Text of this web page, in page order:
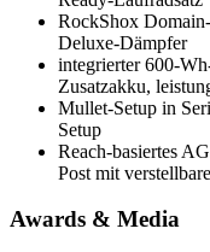
RockShox
Deluxe-Dämpfer
integrierter 600-
Zusatzakku,
Mullet-Setup in
Setup
Reach-basiertes
Post mit
Awards & Media